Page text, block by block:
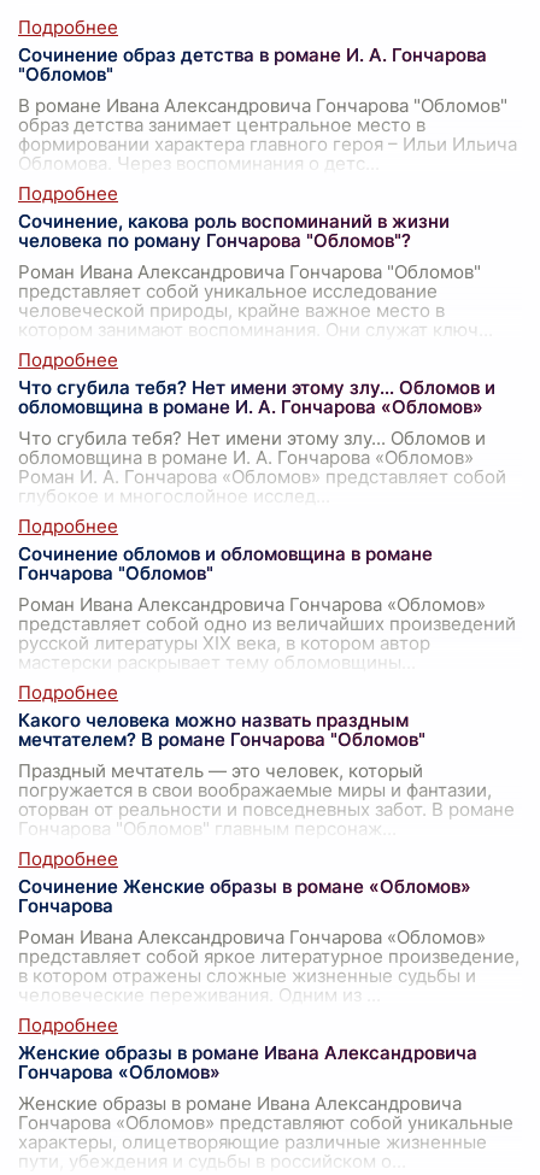
Сочинение образ детства в романе И. А. Гончарова
"Обломов"
В романе Ивана Александровича Гончарова "Обломов"
образ детства занимает центральное место в
формировании характера главного героя – Ильи Ильича
Обломова. Через воспоминания о детс
Сочинение, какова роль воспоминаний в жизни
человека по роману Гончарова "Обломов"?
Роман Ивана Александровича Гончарова "Обломов"
представляет собой уникальное исследование
человеческой природы, крайне важное место в
котором занимают воспоминания. Они служат ключ
Что сгубила тебя? Нет имени этому злу... Обломов и
обломовщина в романе И. А. Гончарова «Обломов»
Что сгубила тебя? Нет имени этому злу... Обломов и
обломовщина в романе И. А. Гончарова «Обломов»
Роман И. А. Гончарова «Обломов» представляет собой
глубокое и многослойное исслед
Сочинение обломов и обломовщина в романе
Гончарова "Обломов"
Роман Ивана Александровича Гончарова «Обломов»
представляет собой одно из величайших произведений
русской литературы XIX века, в котором автор
мастерски раскрывает тему обломовщины
Какого человека можно назвать праздным
мечтателем? В романе Гончарова "Обломов"
Праздный мечтатель — это человек, который
погружается в свои воображаемые миры и фантазии,
оторван от реальности и повседневных забот. В романе
Гончарова "Обломов" главным персонаж
Сочинение Женские образы в романе «Обломов»
Гончарова
Роман Ивана Александровича Гончарова «Обломов»
представляет собой яркое литературное произведение,
в котором отражены сложные жизненные судьбы и
человеческие переживания. Одним из
Женские образы в романе Ивана Александровича
Гончарова «Обломов»
Женские образы в романе Ивана Александровича
Гончарова «Обломов» представляют собой уникальные
характеры, олицетворяющие различные жизненные
пути, убеждения и судьбы в российском о